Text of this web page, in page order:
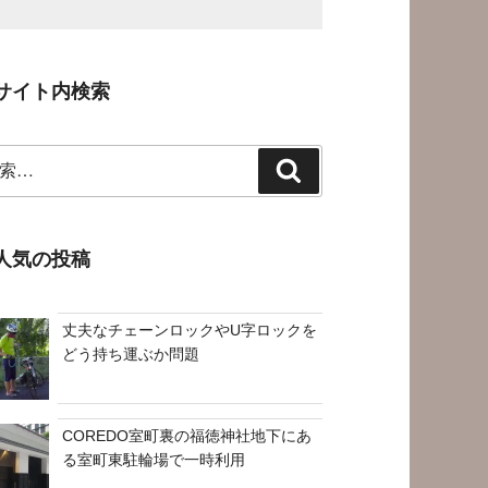
イト内検索
索
気の投稿
丈夫なチェーンロックやU字ロックを
どう持ち運ぶか問題
COREDO室町裏の福徳神社地下にあ
る室町東駐輪場で一時利用